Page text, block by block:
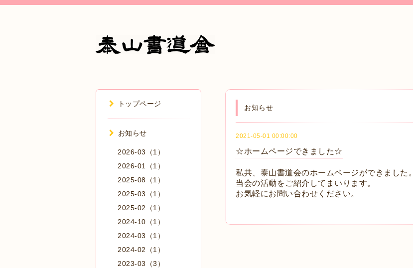
お知らせ
2021-05-01 00:00:00
☆ホームページできました☆
私共、泰山書道会のホームページができました。
当会の活動をご紹介してまいります。
お気軽にお問い合わせください。
トップページ
お知らせ
2026-03（1）
2026-01（1）
2025-08（1）
2025-03（1）
2025-02（1）
2024-10（1）
2024-03（1）
2024-02（1）
2023-03（3）